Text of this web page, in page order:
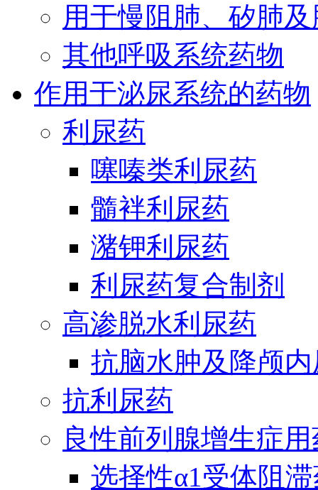
用于慢阻肺、矽肺
其他呼吸系统药物
作用于泌尿系统的药物
利尿药
噻嗪类利尿药
髓袢利尿药
潴钾利尿药
利尿药复合制剂
高渗脱水利尿药
抗脑水肿及降颅
抗利尿药
良性前列腺增生症
选择性α1受体阻